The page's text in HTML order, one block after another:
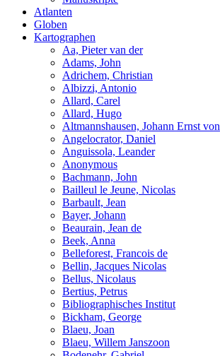
Atlanten
Globen
Kartographen
Aa, Pieter van der
Adams, John
Adrichem, Christian
Albizzi, Antonio
Allard, Carel
Allard, Hugo
Altmannshausen, Johann Ernst von
Angelocrator, Daniel
Anguissola, Leander
Anonymous
Bachmann, John
Bailleul le Jeune, Nicolas
Barbault, Jean
Bayer, Johann
Beaurain, Jean de
Beek, Anna
Belleforest, Francois de
Bellin, Jacques Nicolas
Bellus, Nicolaus
Bertius, Petrus
Bibliographisches Institut
Bickham, George
Blaeu, Joan
Blaeu, Willem Janszoon